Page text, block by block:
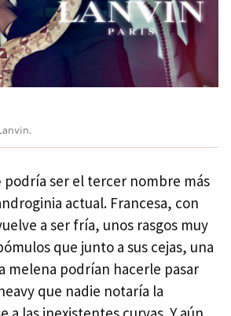
podría ser el tercer nombre más
actual. Francesa, con
a ser fría, unos rasgos muy
que junto a sus cejas, una
melena podrían hacerle pasar
que nadie notaría la